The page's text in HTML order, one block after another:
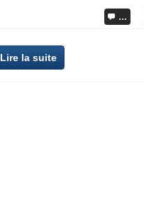
…
Lire la suite